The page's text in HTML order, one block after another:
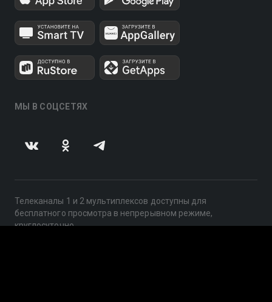
МЫ В СОЦСЕТЯХ
Телеканалы 1 и 2 мультиплексов доступны для
бесплатного просмотра в непрерывном режиме,
круглосуточно.